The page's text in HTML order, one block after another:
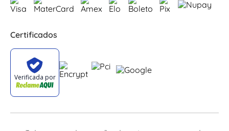
Certificados